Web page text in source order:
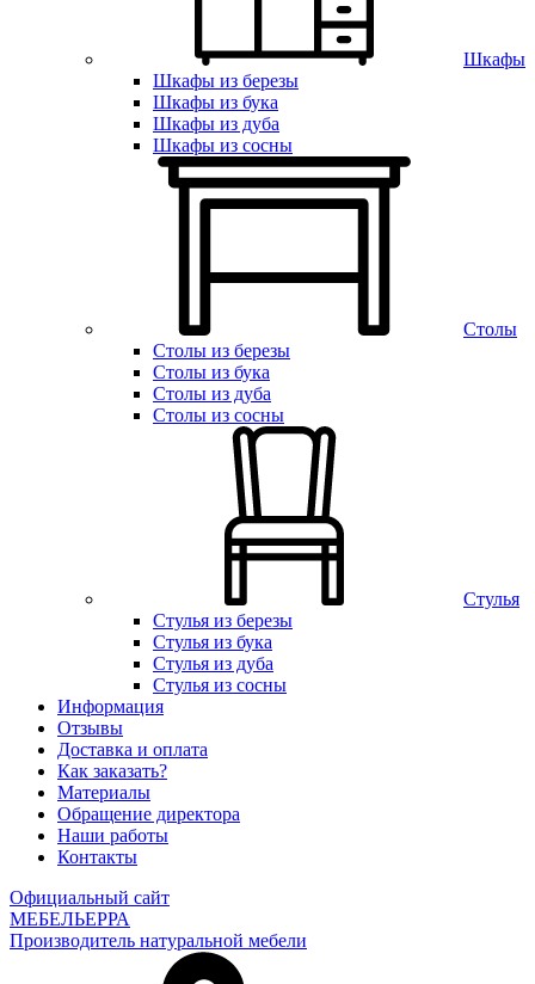
Шкафы
Шкафы из березы
Шкафы из бука
Шкафы из дуба
Шкафы из сосны
Столы
Столы из березы
Столы из бука
Столы из дуба
Столы из сосны
Стулья
Стулья из березы
Стулья из бука
Стулья из дуба
Стулья из сосны
Информация
Отзывы
Доставка и оплата
Как заказать?
Материалы
Обращение директора
Наши работы
Контакты
Официальный сайт
МЕБЕЛЬЕРРА
Производитель натуральной мебели